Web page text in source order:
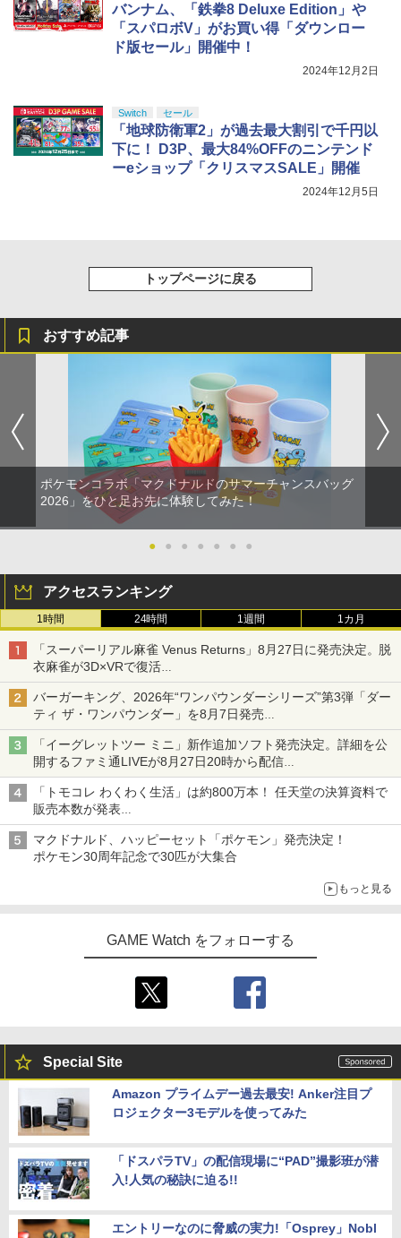
バンナム、「鉄拳8 Deluxe Edition」や
「スパロボV」がお買い得「ダウンロー
ド版セール」開催中！
2024年12月2日
Switch セール
「地球防衛軍2」が過去最大割引で千円以
下に！ D3P、最大84%OFFのニンテンド
ーeショップ「クリスマスSALE」開催
2024年12月5日
トップページに戻る
おすすめ記事
ポケモンコラボ「マクドナルドのサマーチャンスバッグ
2026」をひと足お先に体験してみた！
● ● ● ● ● ● ●
アクセスランキング
1時間 24時間 1週間 1カ月
「スーパーリアル麻雀 Venus Returns」8月27日に発売決定。脱
衣麻雀が3D×VRで復活
発売から2週間は20%オフになるセールが実施
バーガーキング、2026年“ワンパウンダーシリーズ”第3弾「ダー
ティ ザ・ワンパウンダー」を8月7日発売
「特製ガーリックマヨソース」を使用した超大型チーズバーガー
「イーグレットツー ミニ」新作追加ソフト発売決定。詳細を公
開するファミ通LIVEが8月27日20時から配信
シリーズ累計100タイトルへ
「トモコレ わくわく生活」は約800万本！ 任天堂の決算資料で
販売本数が発表
「ぽこポケ」は127万本に
マクドナルド、ハッピーセット「ポケモン」発売決定！
ポケモン30周年記念で30匹が大集合
もっと見る
GAME Watch をフォローする
Special Site
Amazon プライムデー過去最安! Anker注目プ
ロジェクター3モデルを使ってみた
「ドスパラTV」の配信現場に“PAD”撮影班が潜
入!人気の秘訣に迫る!!
エントリーなのに脅威の実力!「Osprey」Nobl